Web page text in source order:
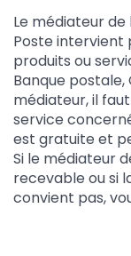
Le médiateur
Poste intervient
produits ou
Banque
médiateur, il
service
est gratuite et
Si le médiateur
recevable ou si
convient pas,